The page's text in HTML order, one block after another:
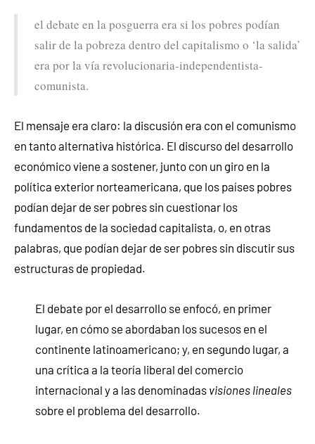
el debate en la posguerra era si los pobres podían
salir de la pobreza dentro del capitalismo o ‘la salida’
era por la vía revolucionaria-independentista-
comunista.
El mensaje era claro: la discusión era con el comunismo
en tanto alternativa histórica. El discurso del desarrollo
económico viene a sostener, junto con un giro en la
política exterior norteamericana, que los países pobres
podían dejar de ser pobres sin cuestionar los
fundamentos de la sociedad capitalista, o, en otras
palabras, que podían dejar de ser pobres sin discutir sus
estructuras de propiedad.
El debate por el desarrollo se enfocó, en primer
lugar, en cómo se abordaban los sucesos en el
continente latinoamericano; y, en segundo lugar, a
una crítica a la teoría liberal del comercio
internacional y a las denominadas visiones lineales
sobre el problema del desarrollo.